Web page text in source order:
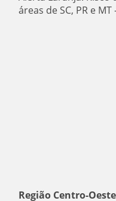
áreas de SC, PR e
Região Centro-Oeste